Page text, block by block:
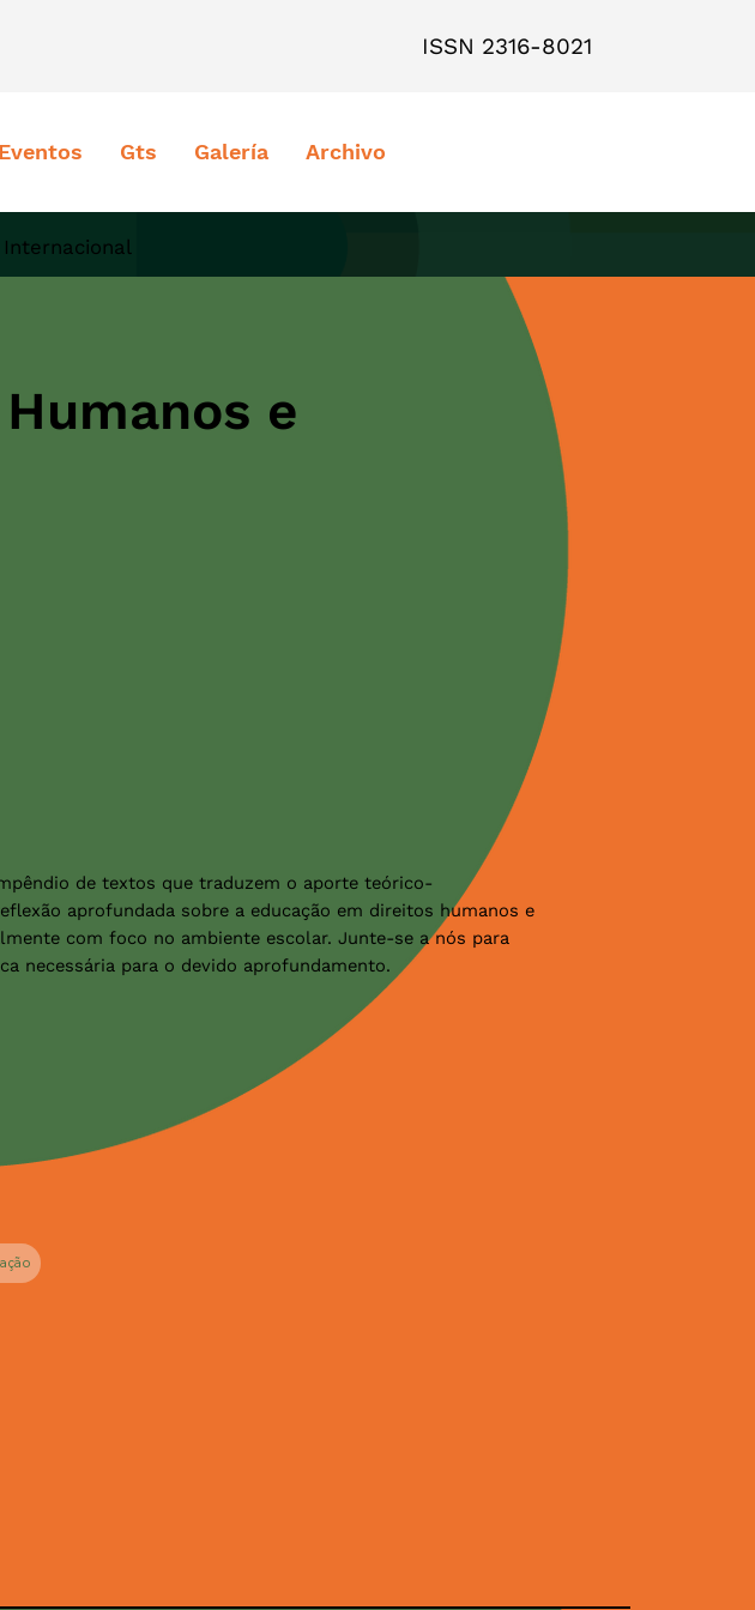
ISSN 2316-8021
Eventos Gts Galería Archivo
e
de textos que traduzem o aporte teórico-
aprofundada sobre a educação em direitos humanos e
com foco no ambiente escolar. Junte-se a nós para
necessária para o devido aprofundamento.